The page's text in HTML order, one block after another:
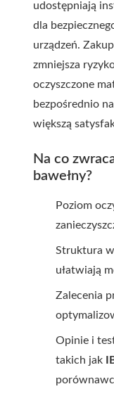
udostępniają
dla
urządzeń.
zmniejsza
oczyszczone
bezpośrednio
większą
Na co
bawełny?
Poziom
Struktura
ułatwiają
Zalecenia
Opinie i
takich jak